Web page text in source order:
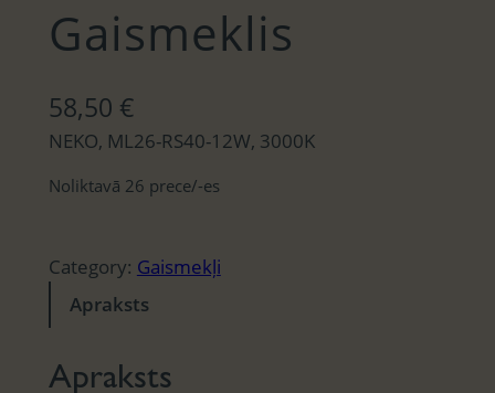
Gaismeklis
58,50 €
NEKO, ML26-RS40-12W, 3000K
Noliktavā 26 prece/-es
Category: Gaismekļi
Apraksts
Apraksts